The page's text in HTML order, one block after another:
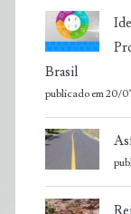
Brasil
publicado em 20/